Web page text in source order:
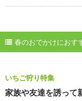
春のおでかけにおす
いちご狩り特集
家族や友達を誘って